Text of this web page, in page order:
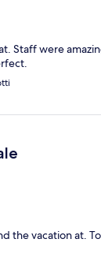
Staff were
the vacation at.